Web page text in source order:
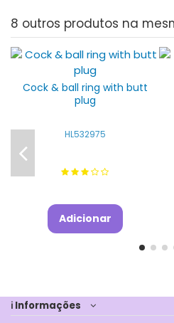
8 outros produtos na
Cock & ball ring with butt
plug
HL532975
Adicionar
ℹ Informações